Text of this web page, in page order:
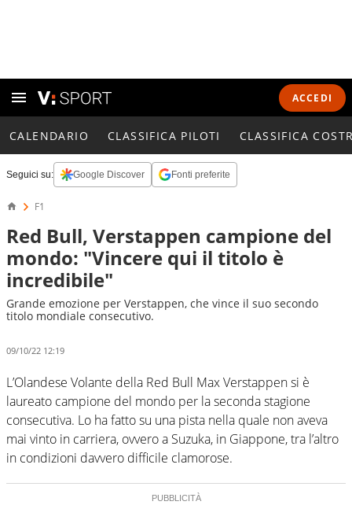
ACCEDI
CALENDARIO CLASSIFICA PILOTI CLASSIFICA
Seguici su: Google Discover Fonti preferite
F1
Red Bull, Verstappen campione del
mondo: "Vincere qui il titolo è
incredibile"
Grande emozione per Verstappen, che vince il suo secondo
titolo mondiale consecutivo.
09/10/22 12:19
L’Olandese Volante della Red Bull Max Verstappen si è
laureato campione del mondo per la seconda stagione
consecutiva. Lo ha fatto su una pista nella quale non aveva
mai vinto in carriera, ovvero a Suzuka, in Giappone, tra l’altro
in condizioni davvero difficile clamorose.